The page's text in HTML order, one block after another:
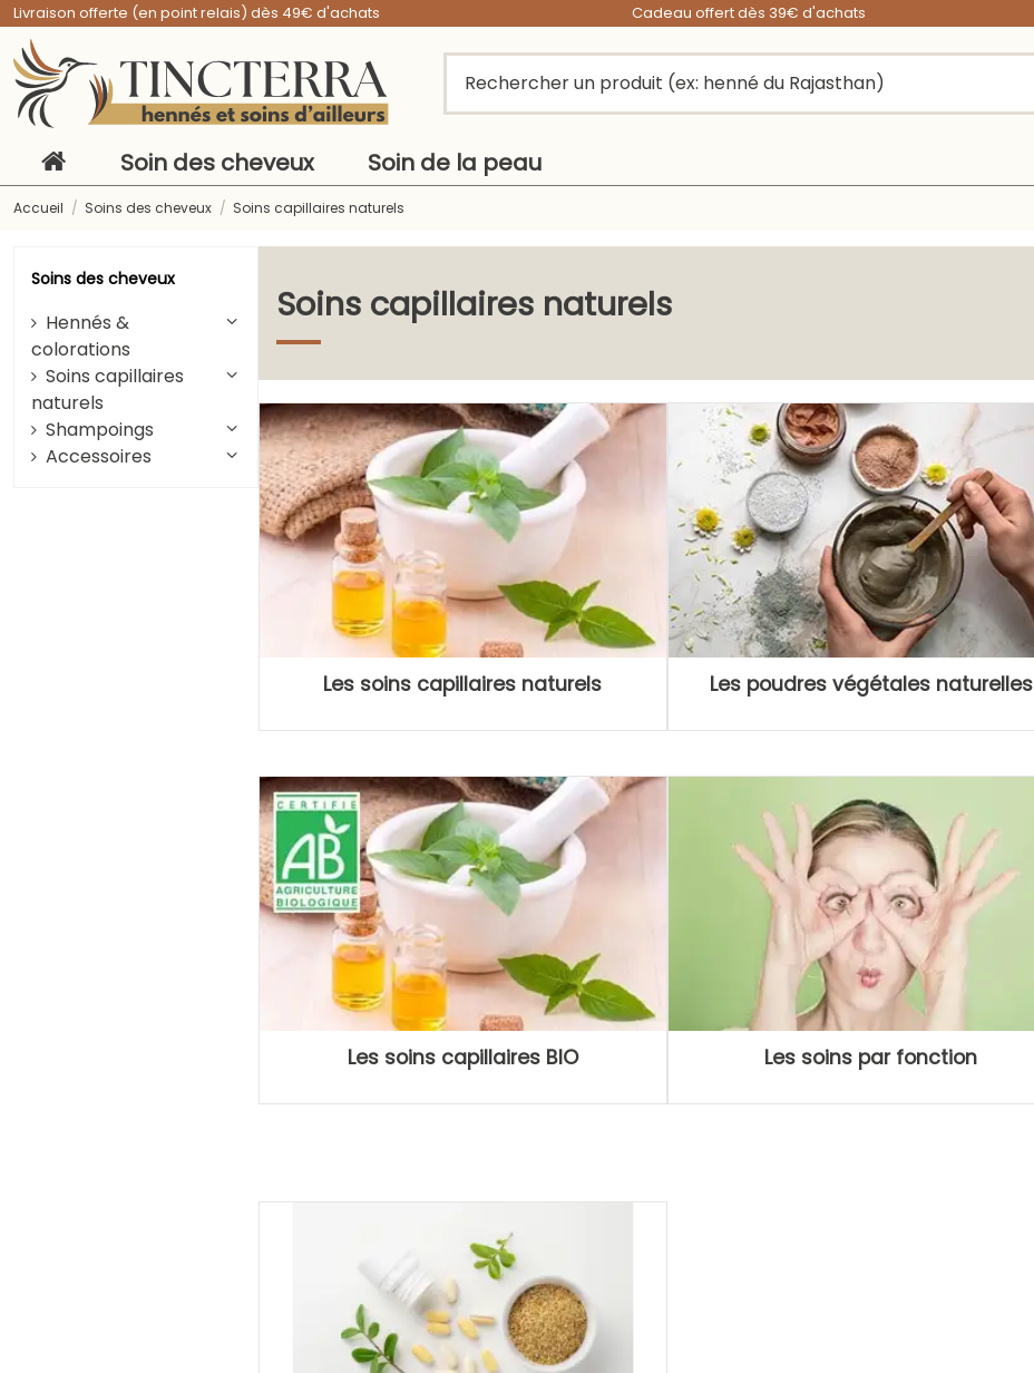
Livraison offerte (en point relais) dès 49€ d'achats Cadeau offert dès 39€ d'achats
Soin des cheveux Soin de la peau
Accueil Soins des cheveux Soins capillaires naturels
Soins capillaires naturels
Les soins capillaires naturels Les poudres végétales naturelles
Les soins capillaires BIO Les soins par fonction
Soins des cheveux
Hennés &
colorations
Soins capillaires
naturels
Shampoings
Accessoires